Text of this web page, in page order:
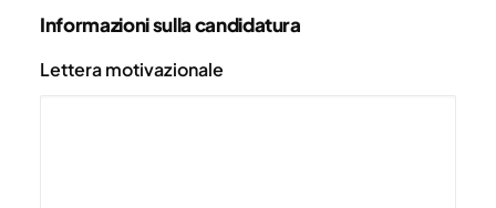
Informazioni sulla candidatura
Lettera motivazionale